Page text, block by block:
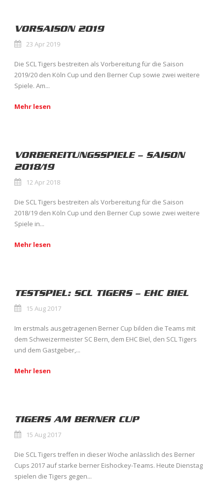
VORSAISON 2019
23 Apr 2019
Die SCL Tigers bestreiten als Vorbereitung für die Saison
2019/20 den Köln Cup und den Berner Cup sowie zwei weitere
Spiele. Am...
Mehr lesen
VORBEREITUNGSSPIELE – SAISON
2018/19
12 Apr 2018
Die SCL Tigers bestreiten als Vorbereitung für die Saison
2018/19 den Köln Cup und den Berner Cup sowie zwei weitere
Spiele in...
Mehr lesen
TESTSPIEL: SCL TIGERS – EHC BIEL
15 Aug 2017
Im erstmals ausgetragenen Berner Cup bilden die Teams mit
dem Schweizermeister SC Bern, dem EHC Biel, den SCL Tigers
und dem Gastgeber,...
Mehr lesen
TIGERS AM BERNER CUP
15 Aug 2017
Die SCL Tigers treffen in dieser Woche anlässlich des Berner
Cups 2017 auf starke berner Eishockey-Teams. Heute Dienstag
spielen die Tigers gegen...